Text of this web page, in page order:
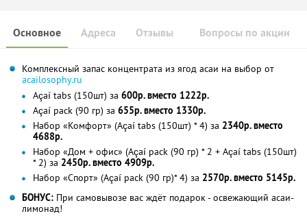
Основное Отзывы Вопросы по акции
Адреса
Комплексный запас концентрата из ягод асаи на выбор от
acailosophy.ru
Açaí tabs (150шт) за 600р. вместо 1222р.
Açaí pack (90 гр) за 655р. вместо 1330р.
Набор «Комфорт» (Açaí tabs (150шт) * 4) за 2340р. вместо
4688р.
Набор «Дом + офис» (Açaí pack (90 гр) * 2 + Açaí tabs (150шт)
* 2) за 2450р. вместо 4909р.
Набор «Спорт» (Açaí pack (90 гр)* 4) за 2570р. вместо 5145р.
БОНУС: При самовывозе вас ждёт подарок - освежающий асаи-
лимонад!